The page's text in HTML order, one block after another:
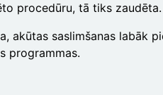
procedūru, tā tiks zaudēta.
akūtas saslimšanas labāk
programmas.